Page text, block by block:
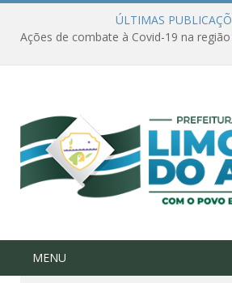
ÚLTIMAS
MENU